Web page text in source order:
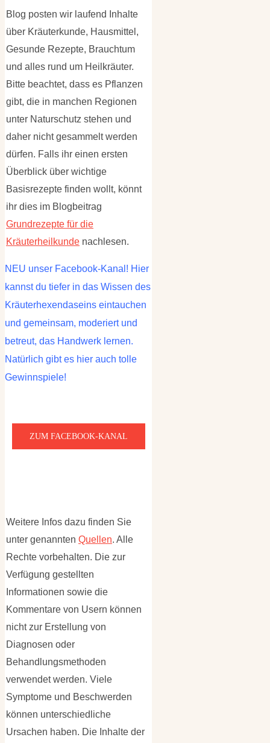
Blog posten wir laufend Inhalte
über Kräuterkunde, Hausmittel,
Gesunde Rezepte, Brauchtum
und alles rund um Heilkräuter.
Bitte beachtet, dass es Pflanzen
gibt, die in manchen Regionen
unter Naturschutz stehen und
daher nicht gesammelt werden
dürfen. Falls ihr einen ersten
Überblick über wichtige
Basisrezepte finden wollt, könnt
ihr dies im Blogbeitrag
Grundrezepte für die
Kräuterheilkundenachlesen.
NEU unser Facebook-Kanal! Hier
kannst du tiefer in das Wissen des
Kräuterhexendaseins eintauchen
und gemeinsam, moderiert und
betreut, das Handwerk lernen.
Natürlich gibt es hier auch tolle
Gewinnspiele!
ZUM FACEBOOK-KANAL
Weitere Infos dazu finden Sie
unter genannten Quellen. Alle
Rechte vorbehalten. Die zur
Verfügung gestellten
Informationen sowie die
Kommentare von Usern können
nicht zur Erstellung von
Diagnosen oder
Behandlungsmethoden
verwendet werden. Viele
Symptome und Beschwerden
können unterschiedliche
Ursachen haben. Die Inhalte der